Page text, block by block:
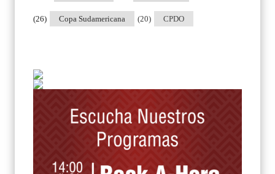
Copa Sudamericana
(26) CPDO
(20)